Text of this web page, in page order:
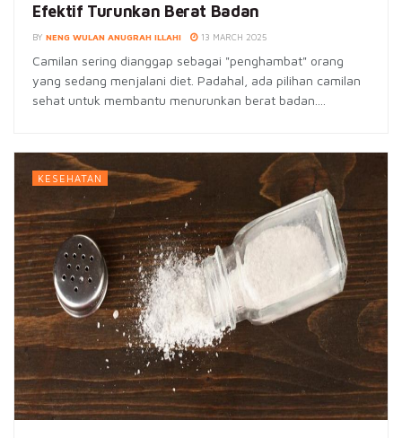
Efektif Turunkan Berat Badan
BY NENG WULAN ANUGRAH ILLAHI 13 MARCH 2025
Camilan sering dianggap sebagai "penghambat" orang
yang sedang menjalani diet. Padahal, ada pilihan camilan
sehat untuk membantu menurunkan berat badan....
KESEHATAN